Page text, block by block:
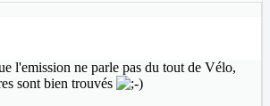
l'emission ne parle pas du tout de Vélo,
sont bien trouvés